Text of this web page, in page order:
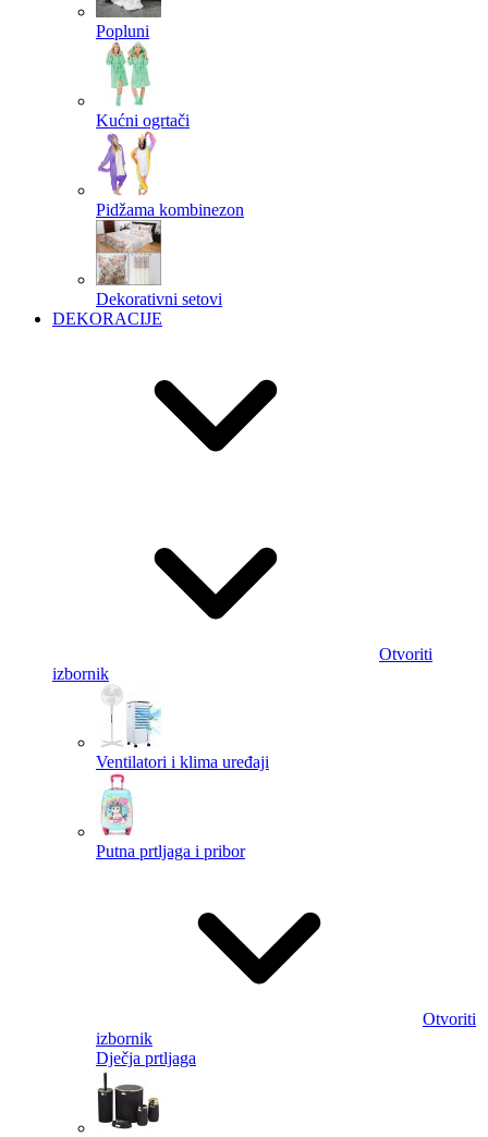
Popluni
Kućni ogrtači
Pidžama kombinezon
Dekorativni setovi
DEKORACIJE
Otvoriti
izbornik
Ventilatori i klima uređaji
Putna prtljaga i pribor
Otvoriti
izbornik
Dječja prtljaga